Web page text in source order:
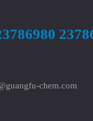
chem.com